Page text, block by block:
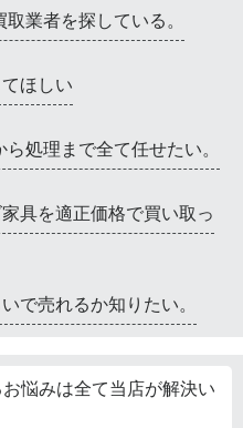
業者を探している。
ほしい
処理まで全て任せたい。
具を適正価格で買い取っ
で売れるか知りたい。
悩みは全て当店が解決い